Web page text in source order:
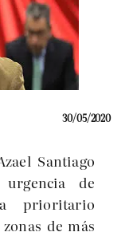
30/05/2020
Santiago
de
prioritario
de más